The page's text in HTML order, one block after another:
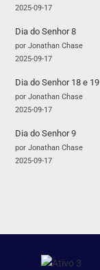
2025-09-17
Dia do Senhor 8
por Jonathan Chase
2025-09-17
Dia do Senhor 18 e 19
por Jonathan Chase
2025-09-17
Dia do Senhor 9
por Jonathan Chase
2025-09-17